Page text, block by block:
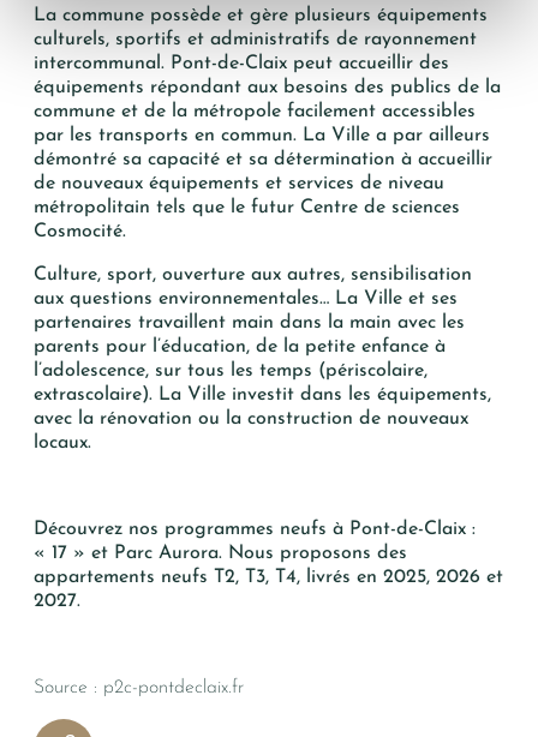
La commune possède et gère plusieurs équipements
culturels, sportifs et administratifs de rayonnement
intercommunal. Pont-de-Claix peut accueillir des
équipements répondant aux besoins des publics de la
commune et de la métropole facilement accessibles
par les transports en commun. La Ville a par ailleurs
démontré sa capacité et sa détermination à accueillir
de nouveaux équipements et services de niveau
métropolitain tels que le futur Centre de sciences
Cosmocité.
Culture, sport, ouverture aux autres, sensibilisation
aux questions environnementales… La Ville et ses
partenaires travaillent main dans la main avec les
parents pour l’éducation, de la petite enfance à
l’adolescence, sur tous les temps (périscolaire,
extrascolaire). La Ville investit dans les équipements,
avec la rénovation ou la construction de nouveaux
locaux.
Découvrez nos programmes neufs à Pont-de-Claix :
« 17 » et Parc Aurora. Nous proposons des
appartements neufs T2, T3, T4, livrés en 2025, 2026 et
2027.
Source : p2c-pontdeclaix.fr